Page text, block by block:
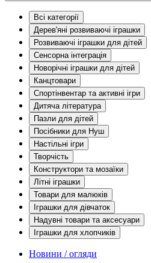
Всі категорії
Дерев'яні розвиваючі іграшки
Розвиваючі іграшки для дітей
Сенсорна інтеграція
Новорічні іграшки для дітей
Канцтовари
Спортінвентар та активні ігри
Дитяча література
Пазли для дітей
Посібники для Нуш
Настільні ігри
Творчість
Конструктори та мозаїки
Літні іграшки
Товари для малюків
Іграшки для дівчаток
Надувні товари та аксесуари
Іграшки для хлопчиків
Новини / огляди